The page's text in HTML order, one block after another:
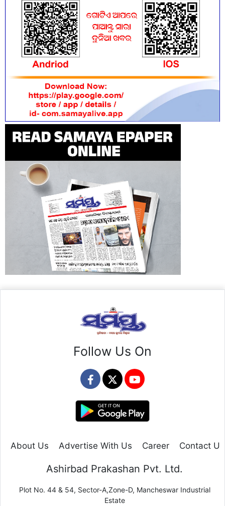
Follow Us On
About Us Advertise With Us Career Contact Us
Ashirbad Prakashan Pvt. Ltd.
Plot No. 44 & 54, Sector-A,Zone-D, Mancheswar Industrial
Estate